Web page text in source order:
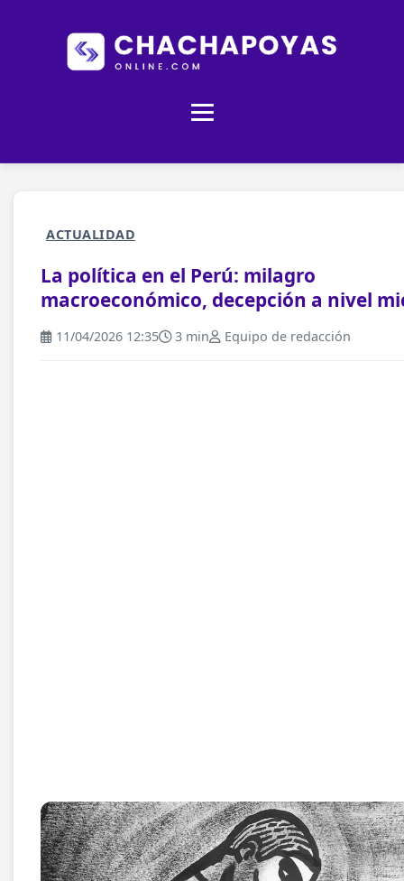
ACTUALIDAD
La política en el Perú: milagro
macroeconómico, decepción a nivel
11/04/2026 12:35 3 min Equipo de redacción